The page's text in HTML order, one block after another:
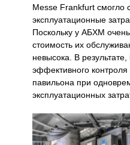
Messe Frankfurt смогло
эксплуатационные
Поскольку у АБХМ
стоимость их
невысока. В
эффективного
павильона при
эксплуатационных